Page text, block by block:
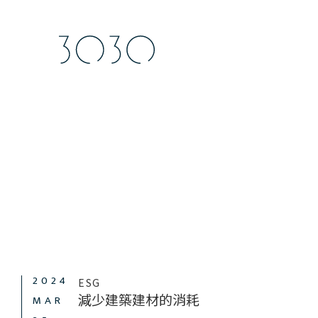
2024
MAR
ESG
減少建築建材的消耗